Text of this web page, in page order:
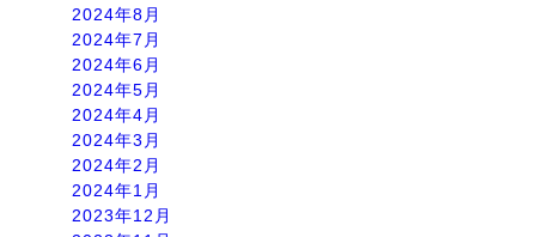
2024年8月
2024年7月
2024年6月
2024年5月
2024年4月
2024年3月
2024年2月
2024年1月
2023年12月